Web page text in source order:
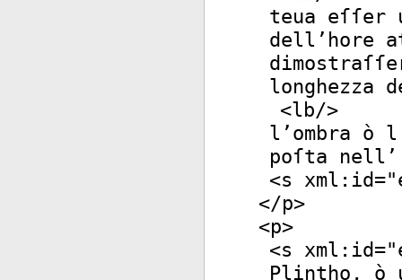
teua eſſer
dell’hore
longhezza
<lb/>
l’ombra ò
poſta nell’
<s xml:id="
</p>
<p>
<s xml:id="
Plintho, ò